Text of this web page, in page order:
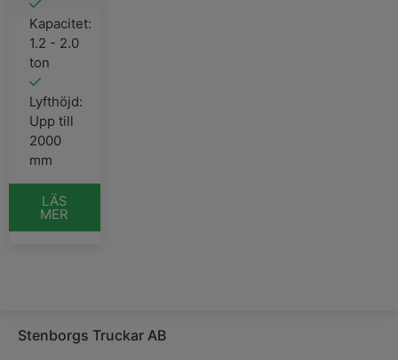
Kapacitet:
1.2 - 2.0
ton
Lyfthöjd:
Upp till
2000
mm
LÄS
MER
Stenborgs Truckar AB